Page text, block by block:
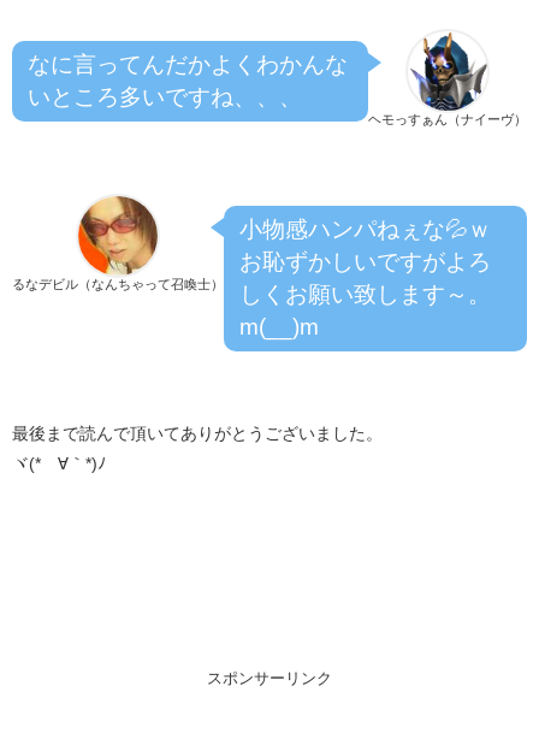
ヘモっすぁん（ナイーヴ）
なに言ってんだかよくわかんな
いところ多いですね、、、
るなデビル（なんちゃって召喚士）
小物感ハンパねぇな💦ｗ
お恥ずかしいですがよろ
しくお願い致します～。
m(__)m
最後まで読んで頂いてありがとうございました。
ヾ(*´∀｀*)ﾉ
スポンサーリンク